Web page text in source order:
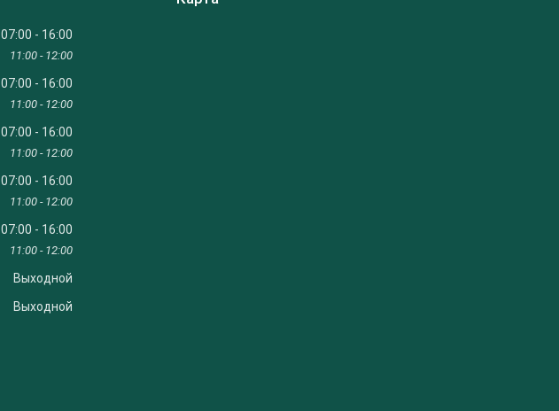
07:00 16:00
11:00 12:00
07:00 16:00
11:00 12:00
07:00 16:00
11:00 12:00
07:00 16:00
11:00 12:00
07:00 16:00
11:00 12:00
Выходной
Выходной